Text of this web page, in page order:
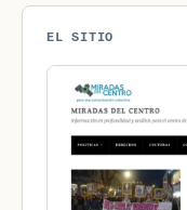
EL SITIO